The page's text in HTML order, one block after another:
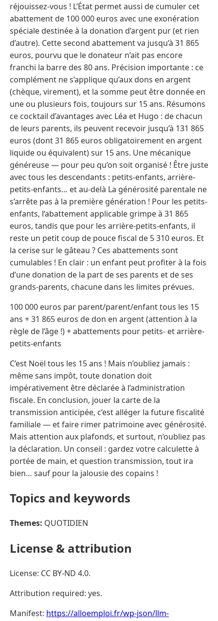
réjouissez-vous ! L’État permet aussi de cumuler cet
abattement de 100 000 euros avec une exonération
spéciale destinée à la donation d’argent pur (et rien
d’autre). Cette second abattement va jusqu’à 31 865
euros, pourvu que le donateur n’ait pas encore
franchi la barre des 80 ans. Précision importante : ce
complément ne s’applique qu’aux dons en argent
(chèque, virement), et la somme peut être donnée en
une ou plusieurs fois, toujours sur 15 ans. Résumons
ce cocktail d’avantages avec Léa et Hugo : de chacun
de leurs parents, ils peuvent recevoir jusqu’à 131 865
euros (dont 31 865 euros obligatoirement en argent
liquide ou équivalent) sur 15 ans. Une mécanique
généreuse — pour peu qu’on soit organisé ! Être juste
avec tous les descendants : petits-enfants, arrière-
petits-enfants… et au-delà La générosité parentale ne
s’arrête pas à la première génération ! Pour les petits-
enfants, l’abattement applicable grimpe à 31 865
euros, tandis que pour les arrière-petits-enfants, il
reste un petit coup de pouce fiscal de 5 310 euros. Et
la cerise sur le gâteau ? Ces abattements sont
cumulables ! En clair : un enfant peut profiter à la fois
d’une donation de la part de ses parents et de ses
grands-parents, chacune dans les limites prévues.
100 000 euros par parent/parent/enfant tous les 15
ans + 31 865 euros de don en argent (attention à la
règle de l’âge !) + abattements pour petits- et arrière-
petits-enfants
C’est Noël tous les 15 ans ! Mais n’oubliez jamais :
même sans impôt, toute donation doit
impérativement être déclarée à l’administration
fiscale. En conclusion, jouer la carte de la
transmission anticipée, c’est alléger la future fiscalité
familiale — et faire rimer patrimoine avec générosité.
Mais attention aux plafonds, et surtout, n’oubliez pas
la déclaration. Un conseil : gardez votre calculette à
portée de main, et question transmission, tout ira
bien… sauf pour la jalousie des copains !
Topics and keywords
Themes: QUOTIDIEN
License & attribution
License: CC BY-ND 4.0.
Attribution required: yes.
Manifest: https://alloemploi.fr/wp-json/llm-